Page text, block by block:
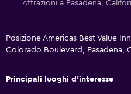
Attrazioni a Pasadena,
Posizione Americas Best Value
Colorado Boulevard, Pasadena,
Principali luoghi d'interesse